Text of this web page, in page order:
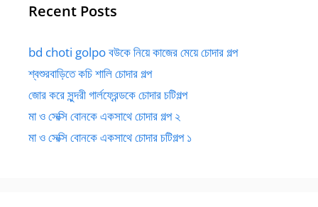
Recent Posts
bd choti golpo বউকে নিয়ে কাজের মেয়ে চোদার গল্প
শ্বশুরবাড়িতে কচি শালি চোদার গল্প
জোর করে সুন্দরী গার্লফ্রেন্ডকে চোদার চটিগল্প
মা ও সেক্সি বোনকে একসাথে চোদার গল্প ২
মা ও সেক্সি বোনকে একসাথে চোদার চটিগল্প ১